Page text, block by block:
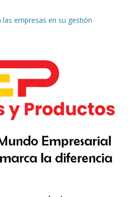
empresas en su gestión